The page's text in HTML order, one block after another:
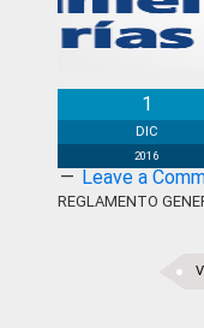
Ciudadanas
1
DIC
2016
Leave a
REGLAMENTO